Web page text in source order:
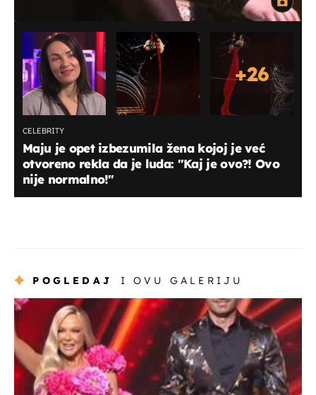
+26
CELEBRITY
Maju je opet izbezumila žena kojoj je već
otvoreno rekla da je luda: "Kaj je ovo?! Ovo
nije normalno!"
POGLEDAJ I OVU GALERIJU